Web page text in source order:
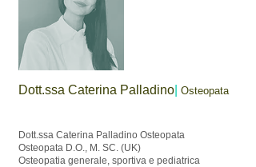
Dott.ssa Caterina Palladino Osteopata
Dott.ssa Caterina Palladino Osteopata
Osteopata D.O., M. SC. (UK)
Osteopatia generale, sportiva e pediatrica